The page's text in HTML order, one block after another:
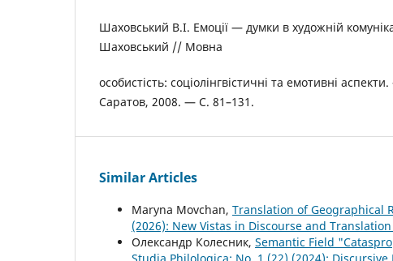
Шаховський В.І. Емоції — думки в художній
Шаховський // Мовна
особистість: соціолінгвістичні та емотивні
Саратов, 2008. — С. 81–131.
Similar Articles
Maryna Movchan, Translation of Geographical
(2026): New Vistas in Discourse and
Олександр Колесник, Semantic Field